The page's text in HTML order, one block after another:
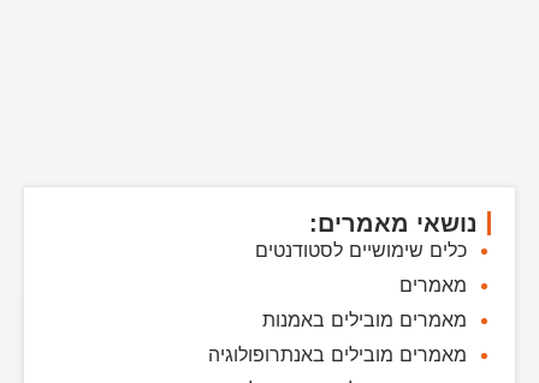
נושאי מאמרים:
כלים שימושיים לסטודנטים
מאמרים
מאמרים מובילים באמנות
מאמרים מובילים באנתרופולוגיה